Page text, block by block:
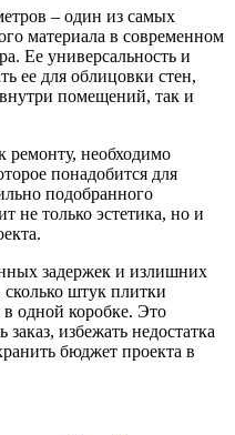
– один из самых
материала в современном
Ее универсальность и
ее для облицовки стен,
помещений, так и
ремонту, необходимо
понадобится для
подобранного
не только эстетика, но и
задержек и излишних
сколько штук плитки
одной коробке. Это
избежать недостатка
бюджет проекта в